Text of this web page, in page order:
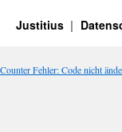
Justitius
Counter Fehler: Code nicht